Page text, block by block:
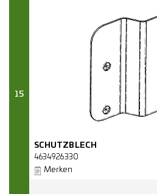
15
SCHUTZBLECH
4634926330
Merken